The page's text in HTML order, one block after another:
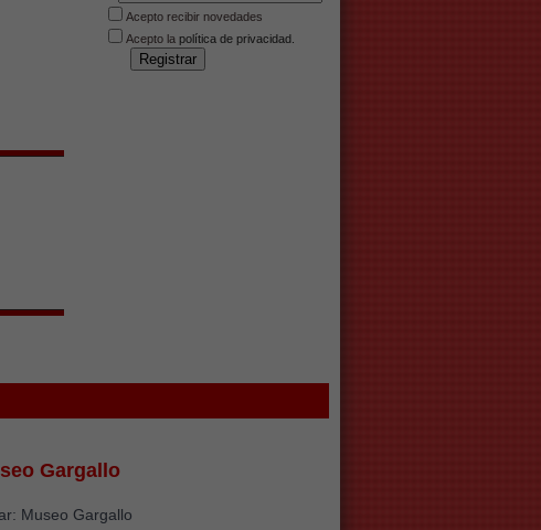
Acepto recibir novedades
Acepto la política de privacidad.
Gargallo
Museo Gargallo